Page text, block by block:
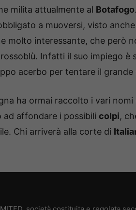
milita attualmente al Botafogo
a muoversi, visto
molto interessante, che però
Infatti il suo impiego è
acerbo per tentare il grande
ha ormai raccolto i vari
ad affondare i possibili colpi,
Chi arriverà alla corte di